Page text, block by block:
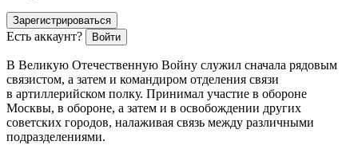
Зарегистрироваться
Есть аккаунт? Войти
В Великую Отечественную Войну служил сначала рядовым
связистом, а затем и командиром отделения связи
в артиллерийском полку. Принимал участие в обороне
Москвы, в обороне, а затем и в освобождении других
советских городов, налаживая связь между различными
подразделениями.